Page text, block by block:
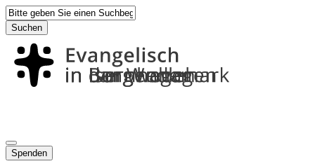
Suchen
Spenden